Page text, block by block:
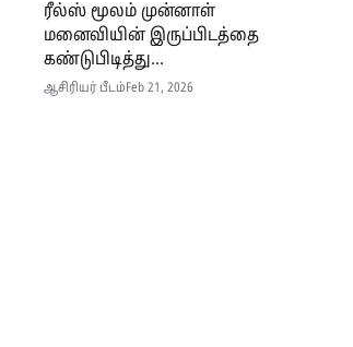
ரீல்ஸ் மூலம் முன்னாள்
மனைவியின் இருப்பிடத்தை
கண்டுபிடித்து...
ஆசிரியர் பீடம்Feb 21, 2026